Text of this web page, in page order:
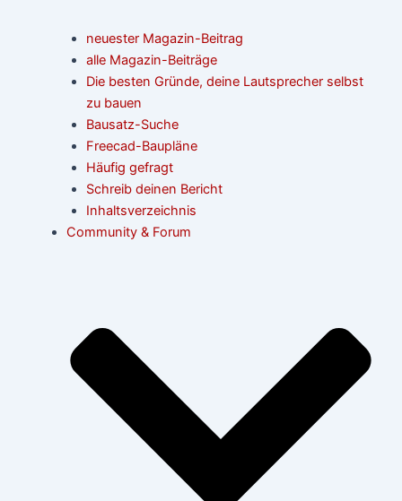
neuester Magazin-Beitrag
alle Magazin-Beiträge
Die besten Gründe, deine Lautsprecher selbst
zu bauen
Bausatz-Suche
Freecad-Baupläne
Häufig gefragt
Schreib deinen Bericht
Inhaltsverzeichnis
Community & Forum